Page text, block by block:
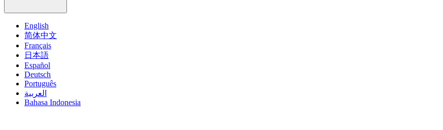
English
简体中文
Français
日本語
Español
Deutsch
Português
العربية
Bahasa Indonesia